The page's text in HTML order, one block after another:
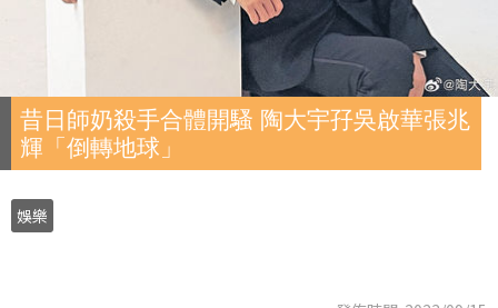
昔日師奶殺手合體開騷 陶大宇孖吳啟華張兆
輝「倒轉地球」
娛樂